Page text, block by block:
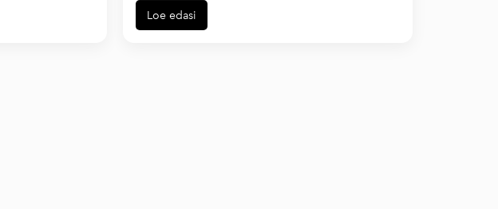
Loe edasi